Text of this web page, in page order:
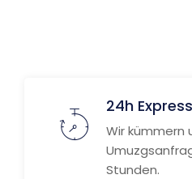
24h
Wir kümmern
Stunden.